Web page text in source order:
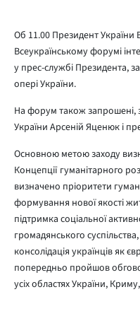
Об 11.00 Президент України
Всеукраїнському форумі
у прес-службі Президента,
опері України.
На форум також запрошені,
України Арсеній Яценюк і
Основною метою заходу
Концепції гуманітарного
визначено пріоритети
формування нової якості
підтримка соціальної
громадянського
консолідація українців як
попередньо пройшов
усіх областях України,